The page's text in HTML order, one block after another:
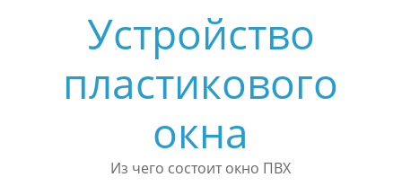
Устройство
пластикового
окна
Из чего состоит окно ПВХ